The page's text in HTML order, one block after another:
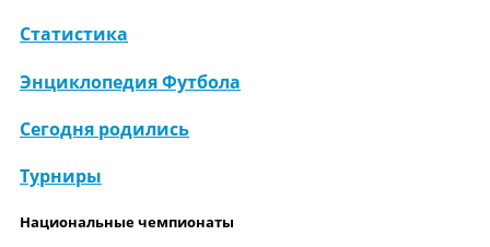
Статистика
Энциклопедия Футбола
Сегодня родились
Турниры
Национальные чемпионаты